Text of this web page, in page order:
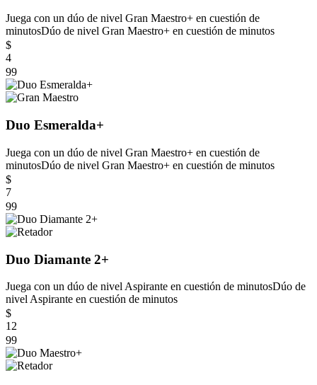
Juega con un dúo de nivel Gran Maestro+ en cuestión de
minutosDúo de nivel Gran Maestro+ en cuestión de minutos
$
4
99
Duo Esmeralda+
Juega con un dúo de nivel Gran Maestro+ en cuestión de
minutosDúo de nivel Gran Maestro+ en cuestión de minutos
$
7
99
Duo Diamante 2+
Juega con un dúo de nivel Aspirante en cuestión de minutosDúo de
nivel Aspirante en cuestión de minutos
$
12
99